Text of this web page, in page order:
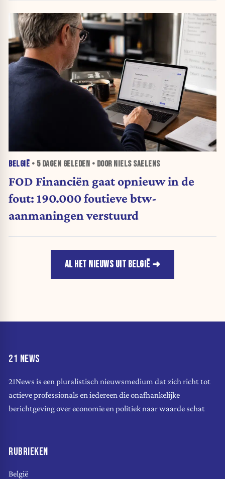
BELGIË • 5 DAGEN GELEDEN • DOOR NIELS SAELENS
FOD Financiën gaat opnieuw in de
fout: 190.000 foutieve btw-
aanmaningen verstuurd
AL HET NIEUWS UIT BELGIË
21 NEWS
21News is een pluralistisch nieuwsmedium dat zich richt tot
actieve professionals en iedereen die onafhankelijke
berichtgeving over economie en politiek naar waarde schat
RUBRIEKEN
België